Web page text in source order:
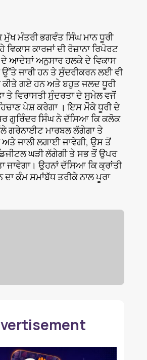
ਮੰਤਰੀ ਭਗਵੰਤ ਸਿੰਘ ਮਾਨ ਧੂਰੀ
ਕਾਰਜਾਂ ਦੀ ਰੋਜ਼ਾਨਾ ਰਿਪੋਰਟ
ਆਦੇਸ਼ਾਂ ਅਨੁਸਾਰ ਹਲਕੇ ਦੇ ਵਿਕਾਸ
ਜਾਰੀ ਹਨ ਤੇ ਸੁੰਦਰੀਕਰਨ ਲਈ ਵੀ
ਗਏ ਹਨ ਅਤੇ ਬਹੁਤ ਜਲਦ ਧੂਰੀ
ਤੇ ਵਿਰਾਸਤੀ ਸੁੰਦਰਤਾ ਦੇ ਸੁਮੇਲ ਵਜੋਂ
ਪੇਸ਼ ਕਰੇਗਾ । ਇਸ ਮੌਕੇ ਧੂਰੀ ਦੇ
ਗੁਰਿੰਦਰ ਸਿੰਘ ਨੇ ਦੱਸਿਆ ਕਿ ਕਲੋਕ
ਗਰੇਨਾਈਟ ਮਾਰਬਲ ਲੱਗੇਗਾ ਤੇ
ਅਤੇ ਜਾਲੀ ਲਗਾਈ ਜਾਵੇਗੀ, ਉਸ ਤੋਂ
ਘੜੀ ਲੱਗੇਗੀ ਤੇ ਸਭ ਤੋਂ ਉਪਰ
ਜਾਵੇਗਾ। ਉਹਨਾਂ ਦੱਸਿਆ ਕਿ ਕ੍ਰਾਂਤੀ
ਕੰਮ ਸਮਾਂਬੱਧ ਤਰੀਕੇ ਨਾਲ ਪੂਰਾ